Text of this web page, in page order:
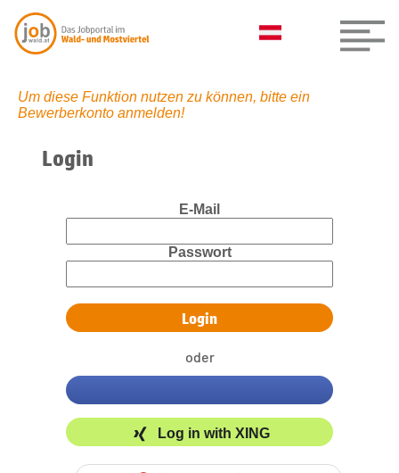
Um diese Funktion nutzen zu können, bitte ein
Bewerberkonto anmelden!
Login
E-Mail
Passwort
oder
Log in with XING